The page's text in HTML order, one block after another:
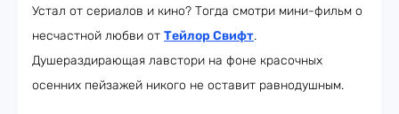
Устал от сериалов и кино? Тогда смотри мини-фильм о
несчастной любви от Тейлор Свифт.
Душераздирающая лавстори на фоне красочных
осенних пейзажей никого не оставит равнодушным.